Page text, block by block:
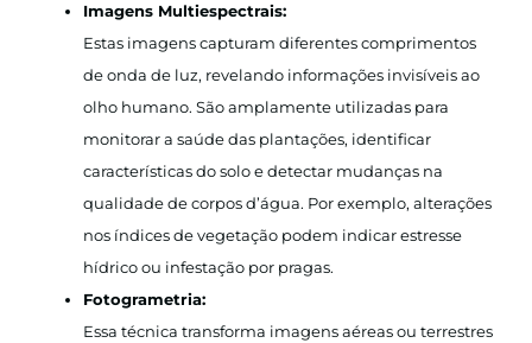
Imagens Multiespectrais:
Estas imagens capturam diferentes comprimentos
de onda de luz, revelando informações invisíveis ao
olho humano. São amplamente utilizadas para
monitorar a saúde das plantações, identificar
características do solo e detectar mudanças na
qualidade de corpos d’água. Por exemplo, alterações
nos índices de vegetação podem indicar estresse
hídrico ou infestação por pragas.
Fotogrametria:
Essa técnica transforma imagens aéreas ou terrestres